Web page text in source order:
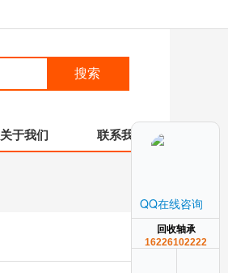
搜索
关于我们 联系我们
QQ在线咨询
回收轴承
16226102222